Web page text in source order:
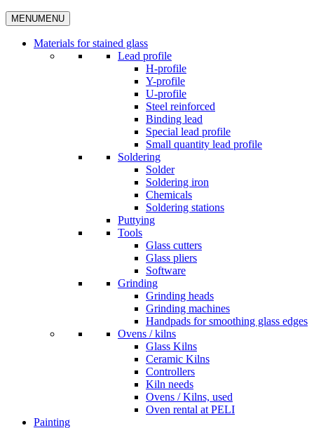
MENUMENU
Materials for stained glass
Lead profile
H-profile
Y-profile
U-profile
Steel reinforced
Binding lead
Special lead profile
Small quantity lead profile
Soldering
Solder
Soldering iron
Chemicals
Soldering stations
Puttying
Tools
Glass cutters
Glass pliers
Software
Grinding
Grinding heads
Grinding machines
Handpads for smoothing glass edges
Ovens / kilns
Glass Kilns
Ceramic Kilns
Controllers
Kiln needs
Ovens / Kilns, used
Oven rental at PELI
Painting